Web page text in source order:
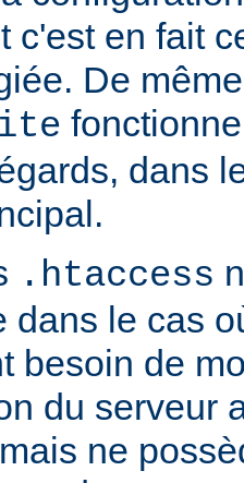
c'est en fait
De
dans
.htaccess
dans le cas
besoin de
du serveur
ne